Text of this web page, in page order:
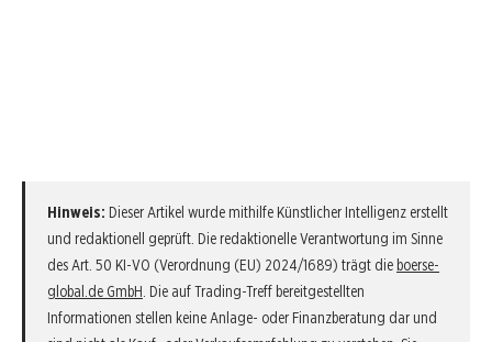
Hinweis: Dieser Artikel wurde mithilfe Künstlicher Intelligenz erstellt
und redaktionell geprüft. Die redaktionelle Verantwortung im Sinne
des Art. 50 KI-VO (Verordnung (EU) 2024/1689) trägt die boerse-
global.de GmbH . Die auf Trading-Treff bereitgestellten
Informationen stellen keine Anlage- oder Finanzberatung dar und